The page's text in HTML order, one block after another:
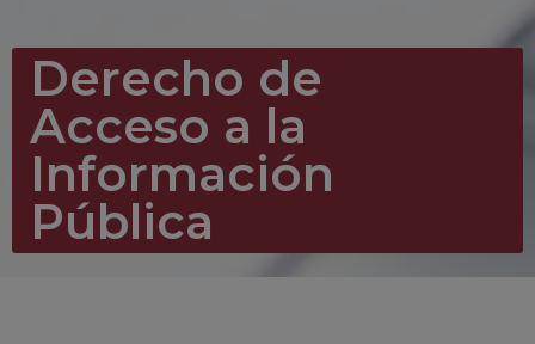
Derecho de
Acceso a la
Información
Pública